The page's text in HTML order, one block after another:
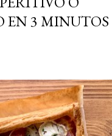
EN 3 MINUTOS